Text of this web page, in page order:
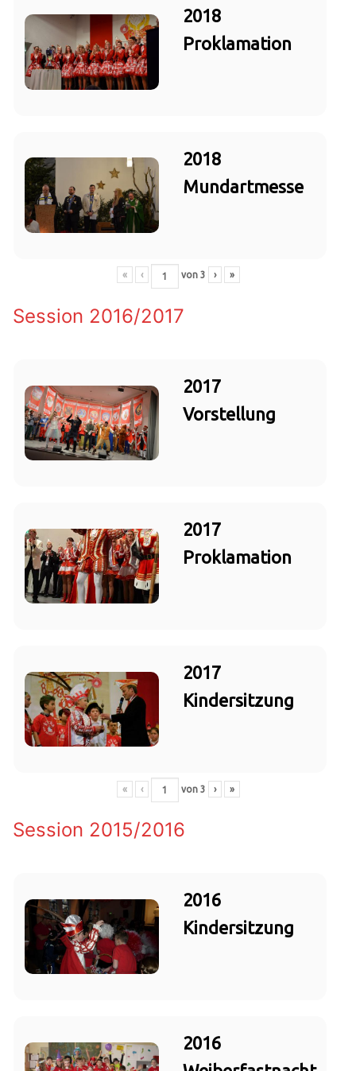
2018
Proklamation
2018
Mundartmesse
« ‹ von 3 › »
Session 2016/2017
2017
Vorstellung
2017
Proklamation
2017
Kindersitzung
« ‹ von 3 › »
Session 2015/2016
2016
Kindersitzung
2016